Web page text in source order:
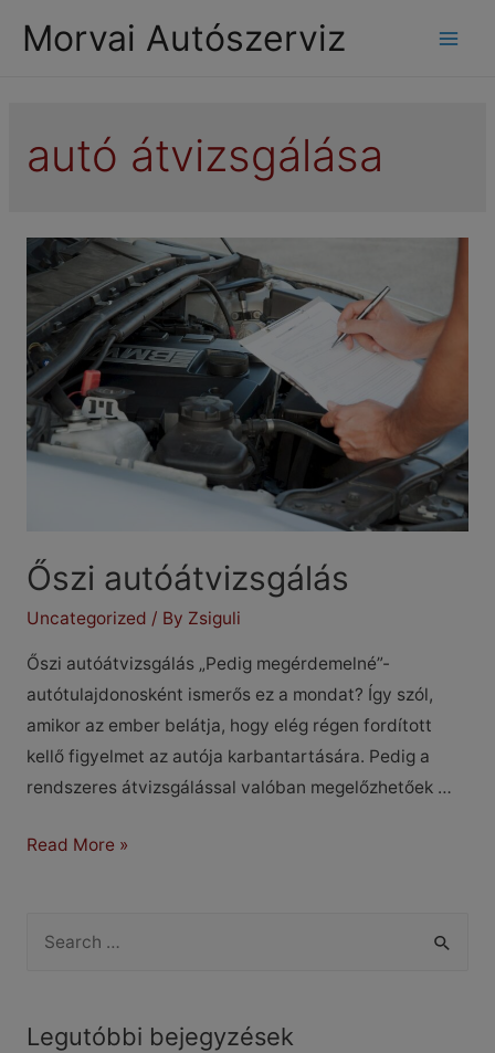
Morvai Autószerviz
autó átvizsgálása
Őszi autóátvizsgálás
Uncategorized / By Zsiguli
Őszi autóátvizsgálás „Pedig megérdemelné”-
autótulajdonosként ismerős ez a mondat? Így szól,
amikor az ember belátja, hogy elég régen fordított
kellő figyelmet az autója karbantartására. Pedig a
rendszeres átvizsgálással valóban megelőzhetőek …
Őszi
Read More »
rLegutóbbi bejegyzések